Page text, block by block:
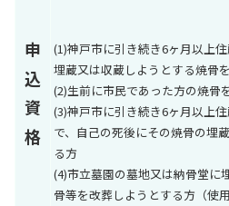
申
込
資
格
(1)神戸市に引き続き6ヶ月以上
埋蔵又は収蔵しようとする焼骨
(2)生前に市民であった方の焼骨
(3)神戸市に引き続き6ヶ月以上
で、自己の死後にその焼骨の埋
る方
(4)市立墓園の墓地又は納骨堂に
骨等を改葬しようとする方（使